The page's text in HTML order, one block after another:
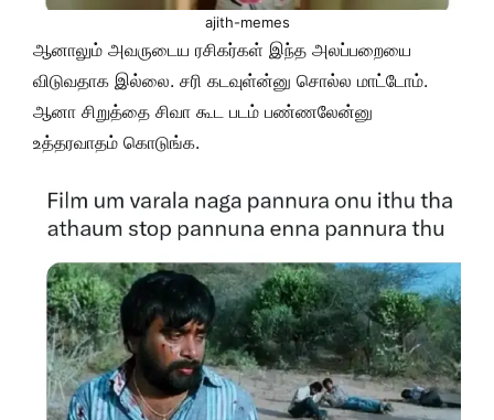
ajith-memes
ஆனாலும் அவருடைய ரசிகர்கள் இந்த அலப்பறையை
விடுவதாக இல்லை. சரி கடவுள்ன்னு சொல்ல மாட்டோம்.
ஆனா சிறுத்தை சிவா கூட படம் பண்ணலேன்னு
உத்தரவாதம் கொடுங்க.